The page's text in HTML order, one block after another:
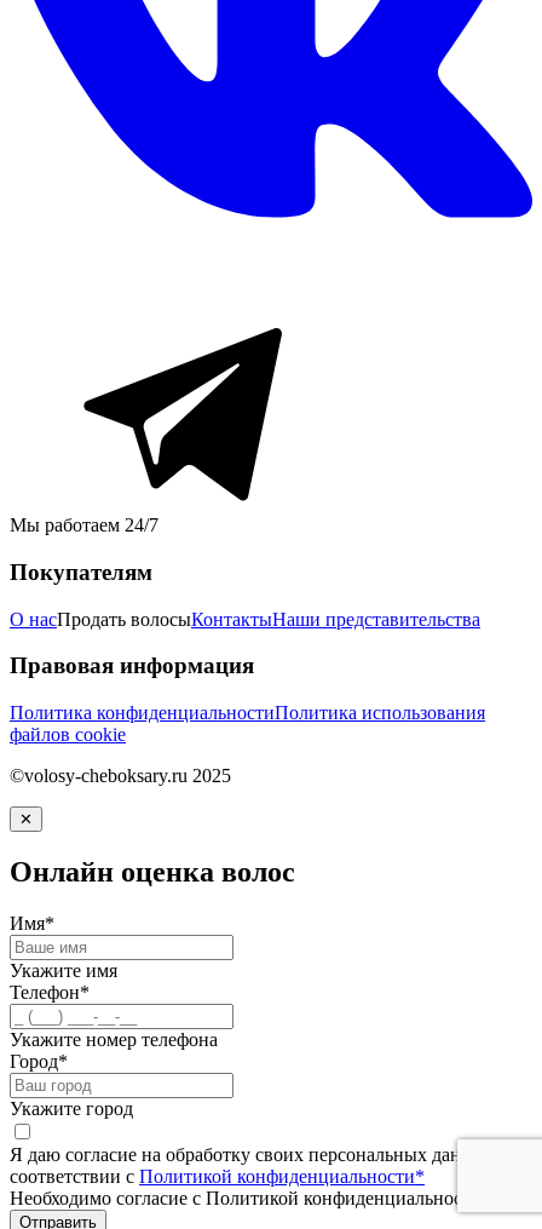
Мы работаем 24/7
Покупателям
О насПродать волосыКонтактыНаши представительства
Правовая информация
Политика конфиденциальностиПолитика использования
файлов cookie
©volosy-cheboksary.ru 2025
✕
Онлайн оценка волос
Имя*
Укажите имя
Телефон*
Укажите номер телефона
Город*
Укажите город
Я даю согласие на обработку своих персональных данных в
соответствии с Политикой конфиденциальности*
Необходимо согласие с Политикой конфиденциальности
Отправить